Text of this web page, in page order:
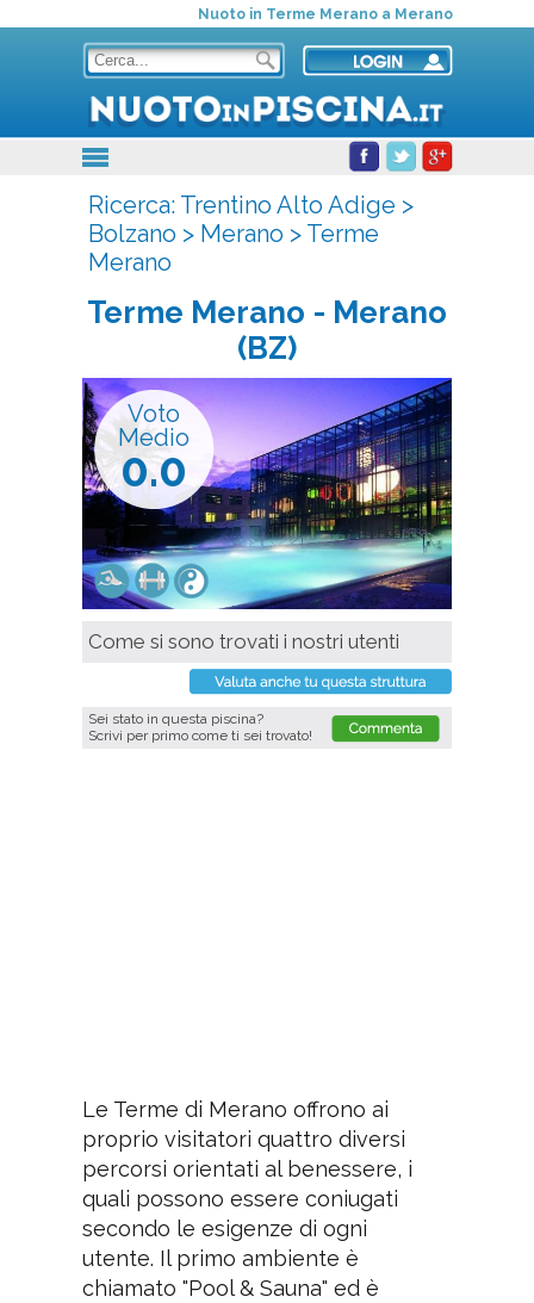
Nuoto in Terme Merano a Merano
Ricerca: Trentino Alto Adige >
Bolzano > Merano > Terme
Merano
Terme Merano - Merano
(BZ)
Voto
Medio
0.0
Come si sono trovati i nostri utenti
Sei stato in questa piscina?
Scrivi per primo come ti sei trovato!
Le Terme di Merano offrono ai
proprio visitatori quattro diversi
percorsi orientati al benessere, i
quali possono essere coniugati
secondo le esigenze di ogni
utente. Il primo ambiente è
chiamato "Pool & Sauna" ed è